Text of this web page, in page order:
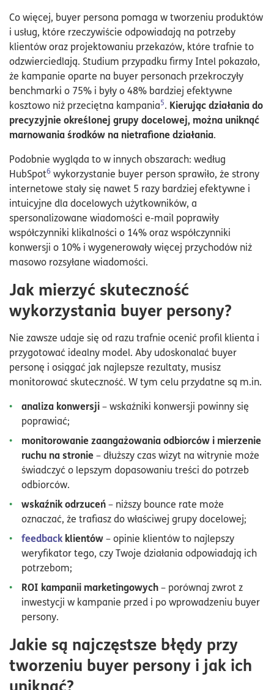
Co więcej, buyer persona pomaga w tworzeniu produktów
i usług, które rzeczywiście odpowiadają na potrzeby
klientów oraz projektowaniu przekazów, które trafnie to
odzwierciedlają. Studium przypadku firmy Intel pokazało,
że kampanie oparte na buyer personach przekroczyły
benchmarki o 75% i były o 48% bardziej efektywne
kosztowo niż przeciętna kampania5. Kierując działania do
precyzyjnie określonej grupy docelowej, można uniknąć
marnowania środków na nietrafione działania.
Podobnie wygląda to w innych obszarach: według
HubSpot6 wykorzystanie buyer person sprawiło, że strony
internetowe stały się nawet 5 razy bardziej efektywne i
intuicyjne dla docelowych użytkowników, a
spersonalizowane wiadomości e-mail poprawiły
współczynniki klikalności o 14% oraz współczynniki
konwersji o 10% i wygenerowały więcej przychodów niż
masowo rozsyłane wiadomości.
Jak mierzyć skuteczność
wykorzystania buyer persony?
Nie zawsze udaje się od razu trafnie ocenić profil klienta i
przygotować idealny model. Aby udoskonalać buyer
personę i osiągać jak najlepsze rezultaty, musisz
monitorować skuteczność. W tym celu przydatne są m.in.
analiza konwersji– wskaźniki konwersji powinny się
poprawiać;
monitorowanie zaangażowania odbiorców i mierzenie
ruchu na stronie– dłuższy czas wizyt na witrynie może
świadczyć o lepszym dopasowaniu treści do potrzeb
odbiorców.
wskaźnik odrzuceń– niższy bounce rate może
oznaczać, że trafiasz do właściwej grupy docelowej;
feedbackklientów– opinie klientów to najlepszy
weryfikator tego, czy Twoje działania odpowiadają ich
potrzebom;
ROI kampanii marketingowych– porównaj zwrot z
inwestycji w kampanie przed i po wprowadzeniu buyer
persony.
Jakie są najczęstsze błędy przy
tworzeniu buyer persony i jak ich
uniknąć?